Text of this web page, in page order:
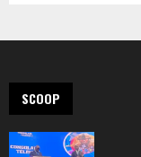
SCOOP